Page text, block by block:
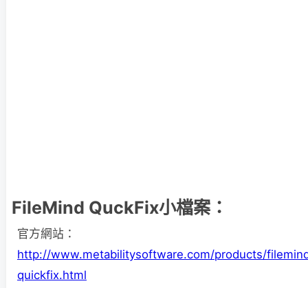
FileMind QuckFix小檔案：
官方網站：
http://www.metabilitysoftware.com/products/
quickfix.html